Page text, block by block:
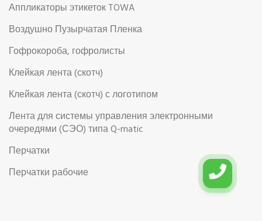
Аппликаторы этикеток TOWA
Воздушно Пузырчатая Пленка
Гофрокороба, гофролисты
Клейкая лента (скотч)
Клейкая лента (скотч) с логотипом
Лента для системы управления электронными
очередями (СЭО) типа Q-matic
Перчатки
Перчатки рабочие